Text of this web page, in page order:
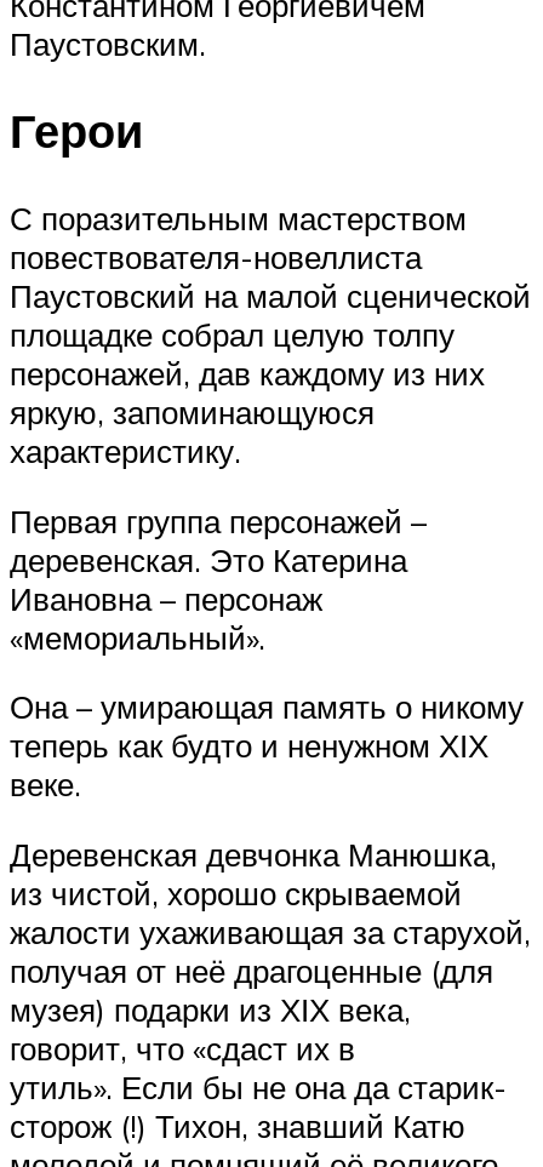
Паустовским.
Герои
С поразительным мастерством
повествователя-новеллиста
Паустовский на малой сценической
площадке собрал целую толпу
персонажей, дав каждому из них
яркую, запоминающуюся
характеристику.
Первая группа персонажей –
деревенская. Это Катерина
Ивановна – персонаж
«мемориальный».
Она – умирающая память о никому
теперь как будто и ненужном ХІХ
веке.
Деревенская девчонка Манюшка,
из чистой, хорошо скрываемой
жалости ухаживающая за старухой,
получая от неё драгоценные (для
музея) подарки из ХІХ века,
говорит, что «сдаст их в
утиль». Если бы не она да старик-
сторож (!) Тихон, знавший Катю